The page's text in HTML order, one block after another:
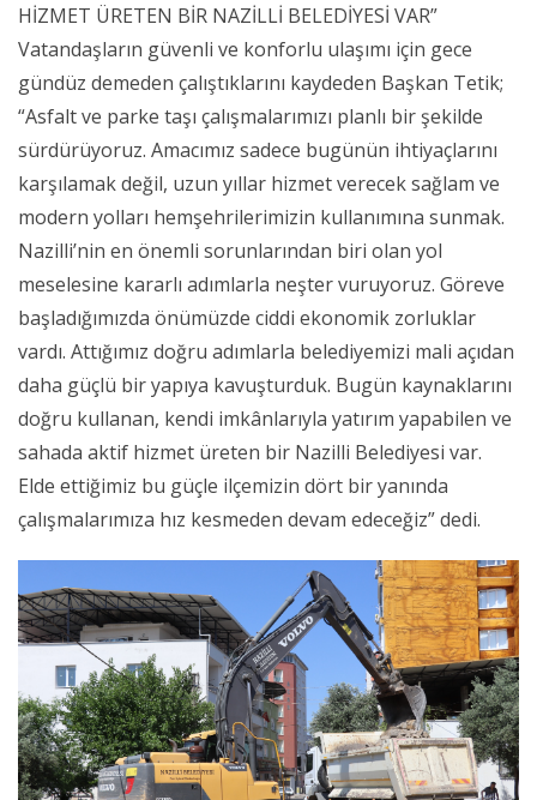
HİZMET ÜRETEN BİR NAZİLLİ BELEDİYESİ VAR”
Vatandaşların güvenli ve konforlu ulaşımı için gece
gündüz demeden çalıştıklarını kaydeden Başkan Tetik;
“Asfalt ve parke taşı çalışmalarımızı planlı bir şekilde
sürdürüyoruz. Amacımız sadece bugünün ihtiyaçlarını
karşılamak değil, uzun yıllar hizmet verecek sağlam ve
modern yolları hemşehrilerimizin kullanımına sunmak.
Nazilli’nin en önemli sorunlarından biri olan yol
meselesine kararlı adımlarla neşter vuruyoruz. Göreve
başladığımızda önümüzde ciddi ekonomik zorluklar
vardı. Attığımız doğru adımlarla belediyemizi mali açıdan
daha güçlü bir yapıya kavuşturduk. Bugün kaynaklarını
doğru kullanan, kendi imkânlarıyla yatırım yapabilen ve
sahada aktif hizmet üreten bir Nazilli Belediyesi var.
Elde ettiğimiz bu güçle ilçemizin dört bir yanında
çalışmalarımıza hız kesmeden devam edeceğiz” dedi.